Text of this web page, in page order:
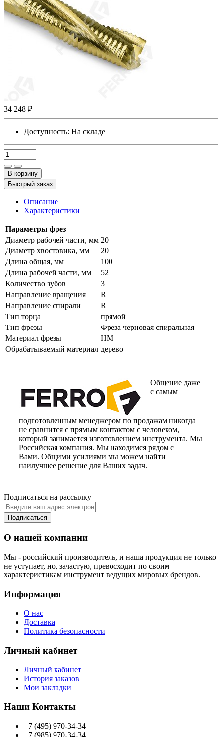
34 248 ₽
Доступность: На складе
В корзину
Быстрый заказ
Описание
Характеристики
Параметры фрез
Диаметр рабочей части, мм 20
Диаметр хвостовика, мм
20
Длина общая, мм
100
Длина рабочей части, мм
52
Количество зубов
3
Направление вращения
R
Направление спирали
R
Тип торца
прямой
Тип фрезы
Фреза черновая спиральная
Материал фрезы
HM
Обрабатываемый материал дерево
Общение даже
с самым
подготовленным менеджером по продажам никогда
не сравнится с прямым контактом с человеком,
который занимается изготовлением инструмента. Мы
Российская компания. Мы находимся рядом с
Вами. Общими усилиями мы можем найти
наилучшее решение для Ваших задач.
Подписаться на рассылку
Подписаться
О нашей компании
Мы - российский производитель, и наша продукция не только
не уступает, но, зачастую, превосходит по своим
характеристикам инструмент ведущих мировых брендов.
Информация
О нас
Доставка
Политика безопасности
Личный кабинет
Личный кабинет
История заказов
Мои закладки
Наши Контакты
+7 (495) 970-34-34
+7 (985) 970-34-34